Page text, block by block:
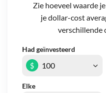
Zie hoeveel waarde
je dollar-cost
verschillende
Had geïnvesteerd
Elke
$